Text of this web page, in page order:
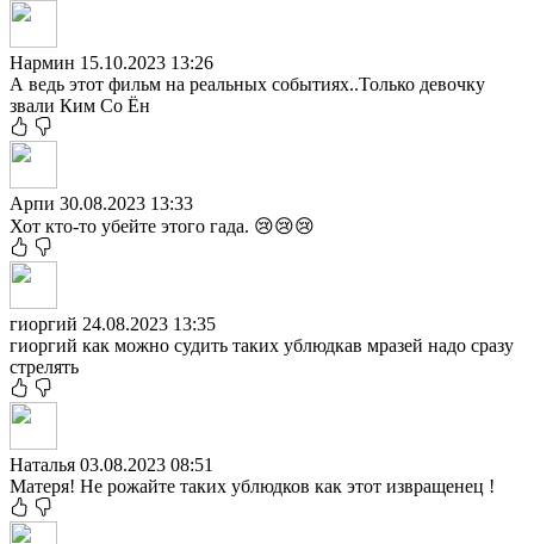
Нармин 15.10.2023 13:26
А ведь этот фильм на реальных событиях..Только девочку
звали Ким Со Ён
Арпи 30.08.2023 13:33
Хот кто-то убейте этого гада. 😢😢😢
гиоргий 24.08.2023 13:35
гиоргий как можно судить таких ублюдкав мразей надо сразу
стрелять
Наталья 03.08.2023 08:51
Матеря! Не рожайте таких ублюдков как этот извращенец !